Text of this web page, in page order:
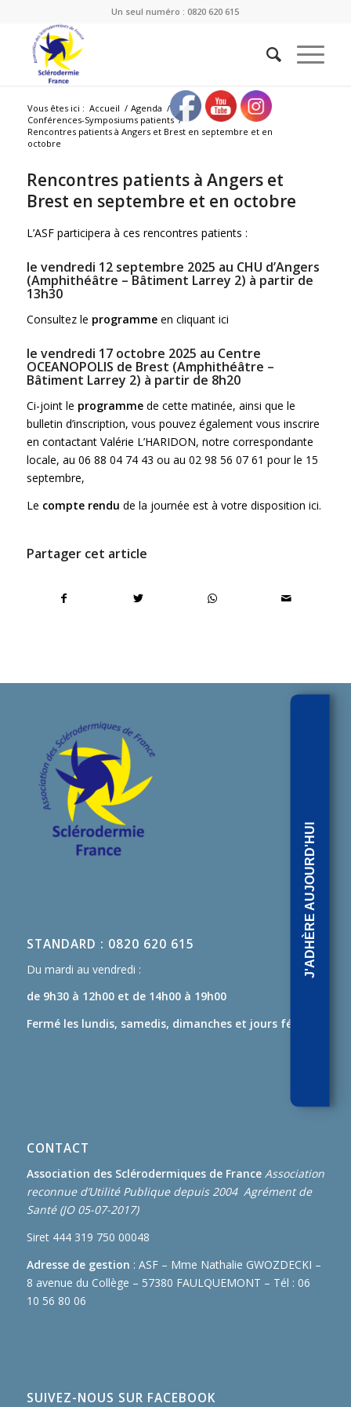
Un seul numéro : 0820 620 615
Vous êtes ici : Accueil / Agenda /
Conférences-Symposiums patients /
Rencontres patients à Angers et Brest en septembre et en
octobre
Rencontres patients à Angers et
Brest en septembre et en octobre
L’ASF participera à ces rencontres patients :
le vendredi 12 septembre 2025 au CHU d’Angers
(Amphithéâtre – Bâtiment Larrey 2) à partir de
13h30
Consultez le programmeen cliquant ici
le vendredi 17 octobre 2025 au Centre
OCEANOPOLIS de Brest (Amphithéâtre –
Bâtiment Larrey 2) à partir de 8h20
Ci-joint le programmede cette matinée, ainsi que le
bulletin d’inscription, vous pouvez également vous inscrire
en contactant Valérie L’HARIDON, notre correspondante
locale, au 06 88 04 74 43 ou au 02 98 56 07 61 pour le 15
septembre,
Le compte rendu de la journée est à votre disposition ici.
Partager cet article
STANDARD : 0820 620 615
Du mardi au vendredi :
de 9h30 à 12h00 et de 14h00 à 19h00
Fermé les lundis, samedis, dimanches et jours fériés.
CONTACT
Association des Sclérodermiques de France Association
reconnue d’Utilité Publique depuis 2004 Agrément de
Santé (JO 05-07-2017)
Siret 444 319 750 00048
Adresse de gestion : ASF – Mme Nathalie GWOZDECKI –
8 avenue du Collège – 57380 FAULQUEMONT – Tél : 06
10 56 80 06
SUIVEZ-NOUS SUR FACEBOOK
J'ADHÈRE AUJOURD'HUI